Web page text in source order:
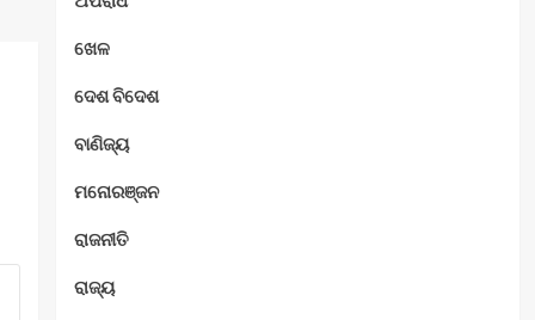
ଖେଳ
ଦେଶ ବିଦେଶ
ବାଣିଜ୍ୟ
ମନୋରଞ୍ଜନ
ରାଜନୀତି
ରାଜ୍ୟ